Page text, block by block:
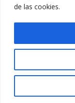
de las cookies.
© 2018 Todos